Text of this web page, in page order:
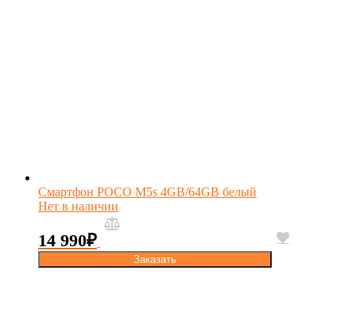
Смартфон POCO M5s 4GB/64GB белый
Нет в наличии
14 990₽
Заказать